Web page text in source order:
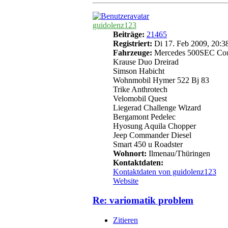
guidolenz123
Beiträge: 21465
Registriert: Di 17. Feb 2009,
Fahrzeuge: Mercedes 500SEC
Krause Duo Dreirad
Simson Habicht
Wohnmobil Hymer 522 Bj 83
Trike Anthrotech
Velomobil Quest
Liegerad Challenge Wizard
Bergamont Pedelec
Hyosung Aquila Chopper
Jeep Commander Diesel
Smart 450 u Roadster
Wohnort: Ilmenau/Thüringen
Kontaktdaten:
Kontaktdaten von guidolenz123
Website
Re: variomatik problem
Zitieren